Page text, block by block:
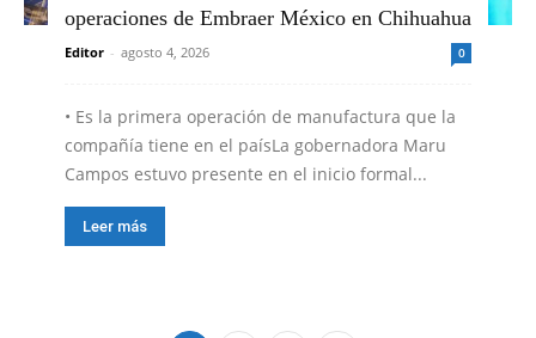
operaciones de Embraer México en Chihuahua
Editor - agosto 4, 2026 0
•⁠ ⁠Es la primera operación de manufactura que la
compañía tiene en el paísLa gobernadora Maru
Campos estuvo presente en el inicio formal...
Leer más